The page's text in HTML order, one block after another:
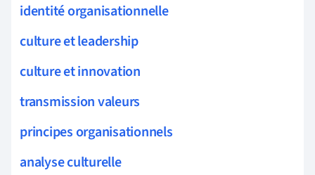
identité organisationnelle
culture et leadership
culture et innovation
transmission valeurs
principes organisationnels
analyse culturelle